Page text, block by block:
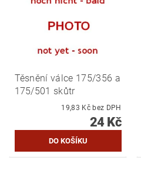
Těsnění válce 175/356 a
175/501 skůtr
19,83 Kč bez DPH
24 Kč